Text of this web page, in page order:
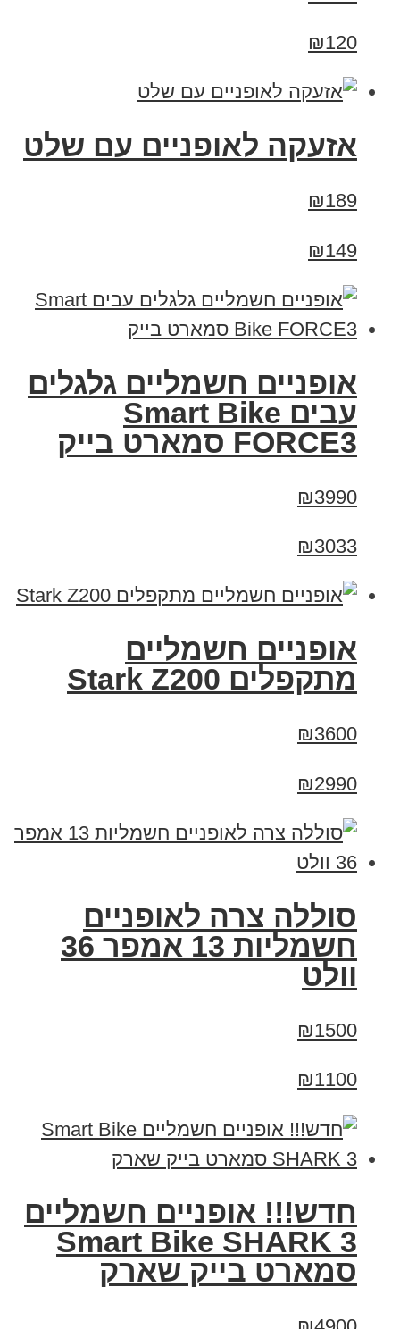
₪120
אזעקה לאופניים עם שלט
₪189
₪149
אופניים חשמליים גלגלים
עבים Smart Bike
FORCE3 סמארט בייק
₪3990
₪3033
‏אופניים חשמליים
‏מתקפלים Stark Z200
₪3600
₪2990
סוללה צרה לאופניים
חשמליות 13 אמפר 36
וולט
₪1500
₪1100
חדש!!! אופניים חשמליים
Smart Bike SHARK 3
סמארט בייק שארק